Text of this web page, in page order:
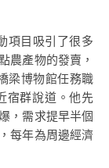
項目吸引了很多
農產物的發賣，
梁博物館任務職
宿群說道。他先
，需求提早半個
每年為周邊經濟